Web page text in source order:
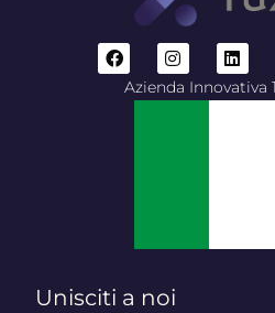
Azienda Innovativa
Unisciti a noi